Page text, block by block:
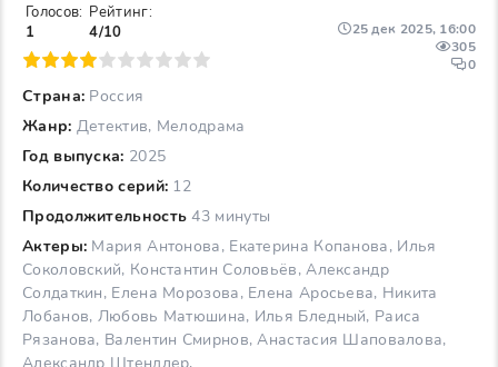
Страна: Россия
Жанр: Детектив, Мелодрама
Год выпуска: 2025
Количество серий: 12
Продолжительность 43 минуты
Актеры: Мария Антонова, Екатерина Копанова, Илья
Соколовский, Константин Соловьёв, Александр
Солдаткин, Елена Морозова, Елена Аросьева, Никита
Лобанов, Любовь Матюшина, Илья Бледный, Раиса
Рязанова, Валентин Смирнов, Анастасия Шаповалова,
25 дек 2025, 16:00
305
0
Голосов:
1
Рейтинг:
4/10
7 8 9 10